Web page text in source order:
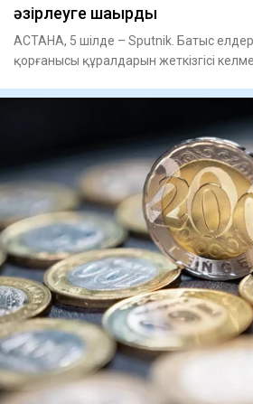
әзірлеуге шақырды
АСТАНА, 5 шілде – Sputnik. Батыс
қорғанысы құралдарын жеткізгісі